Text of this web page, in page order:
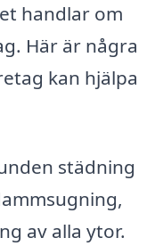
handlar om
Här är några
kan hjälpa
städning
av alla ytor.